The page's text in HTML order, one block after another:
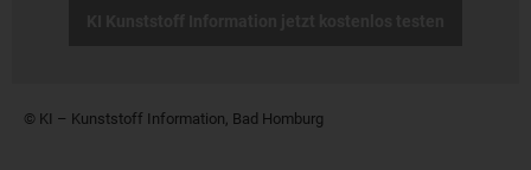
© KI – Kunststoff Information, Bad Homburg